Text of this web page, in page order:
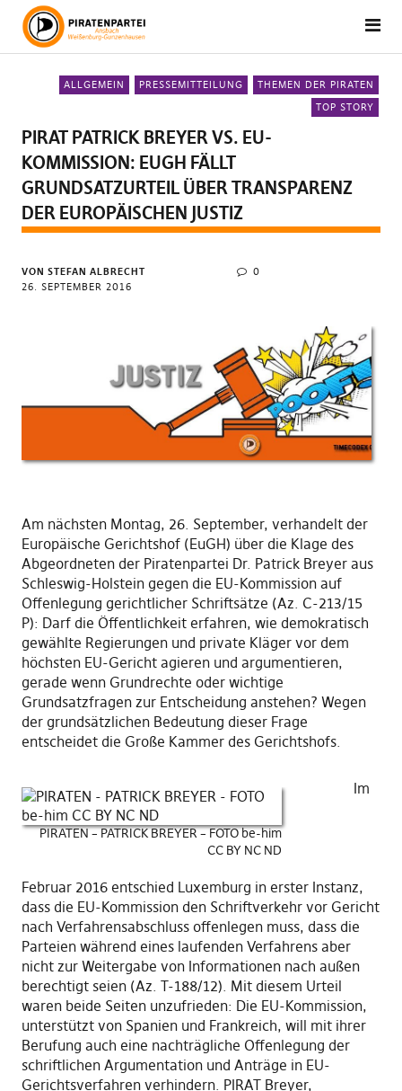
ALLGEMEIN PRESSEMITTEILUNG
THEMEN DER PIRATEN
TOP STORY
PIRAT PATRICK BREYER VS. EU-
KOMMISSION: EUGH FÄLLT
GRUNDSATZURTEIL ÜBER TRANSPARENZ
DER EUROPÄISCHEN JUSTIZ
VON STEFAN ALBRECHT
26. SEPTEMBER 2016
0
Am nächsten Montag, 26. September, verhandelt der
Europäische Gerichtshof (EuGH) über die Klage des
Abgeordneten der Piratenpartei Dr. Patrick Breyer aus
Schleswig-Holstein gegen die EU-Kommission auf
Offenlegung gerichtlicher Schriftsätze (Az. C-213/15
P): Darf die Öffentlichkeit erfahren, wie demokratisch
gewählte Regierungen und private Kläger vor dem
höchsten EU-Gericht agieren und argumentieren,
gerade wenn Grundrechte oder wichtige
Grundsatzfragen zur Entscheidung anstehen? Wegen
der grundsätzlichen Bedeutung dieser Frage
entscheidet die Große Kammer des Gerichtshofs.
PIRATEN – PATRICK BREYER – FOTO be-him
CC BY NC ND
Im
Februar 2016 entschied Luxemburg in erster Instanz,
dass die EU-Kommission den Schriftverkehr vor Gericht
nach Verfahrensabschluss offenlegen muss, dass die
Parteien während eines laufenden Verfahrens aber
nicht zur Weitergabe von Informationen nach außen
berechtigt seien (Az. T-188/12). Mit diesem Urteil
waren beide Seiten unzufrieden: Die EU-Kommission,
unterstützt von Spanien und Frankreich, will mit ihrer
Berufung auch eine nachträgliche Offenlegung der
schriftlichen Argumentation und Anträge in EU-
Gerichtsverfahren verhindern. PIRAT Breyer,